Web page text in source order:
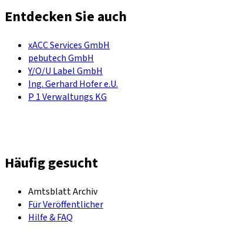
Entdecken Sie auch
xACC Services GmbH
pebutech GmbH
Y/O/U Label GmbH
Ing. Gerhard Hofer e.U.
P 1 Verwaltungs KG
Häufig gesucht
Amtsblatt Archiv
Für Veröffentlicher
Hilfe & FAQ